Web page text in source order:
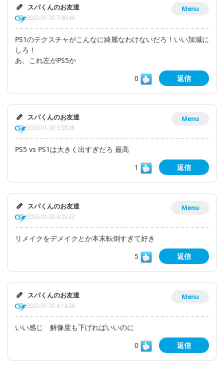
Menu
スパくんのお友達
2023-01-30 7:40:46
PS1のテクスチャがこんなに綺麗なわけないだろ！いい加減に
しろ！
あ、これ左がPS5か
0
返信
Menu
スパくんのお友達
2023-01-30 5:38:28
PS5 vs PS1は大きく出すぎだろ 最高
1
返信
Menu
スパくんのお友達
2023-01-30 4:25:23
リメイクをデメイクとか本末転倒すぎて好き
5
返信
Menu
スパくんのお友達
2023-01-30 4:14:24
いい感じ 解像度も下げればいいのに
0
返信